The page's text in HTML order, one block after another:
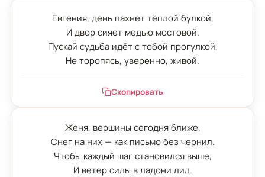
Евгения, день пахнет тёплой булкой,
И двор сияет медью мостовой.
Пускай судьба идёт с тобой прогулкой,
Не торопясь, уверенно, живой.
Скопировать
Женя, вершины сегодня ближе,
Снег на них — как письмо без чернил.
Чтобы каждый шаг становился выше,
И ветер силы в ладони лил.